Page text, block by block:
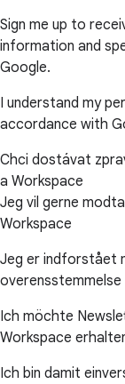
Sign me up to
information and
Google.
I understand my
accordance with
Chci dostávat
a Workspace
Jeg vil gerne
Workspace
Jeg er indforstået
overensstemmelse
Ich möchte
Workspace
Ich bin damit